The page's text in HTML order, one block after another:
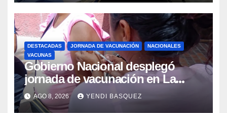
DESTACADAS JORNADA DE VACUNACIÓN
NACIONALES
VACUNAS
Gobierno Nacional desplegó
jornada de vacunación en La
Guaira para garantizar protección
epidemiológica
AGO 8, 2026 YENDI BASQUEZ